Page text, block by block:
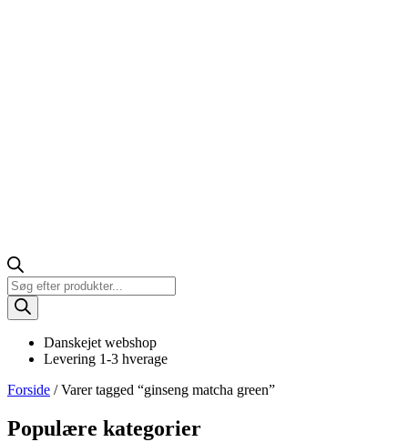
Products
search
Danskejet webshop
Levering 1-3 hverage
Forside / Varer tagged “ginseng matcha green”
Populære kategorier